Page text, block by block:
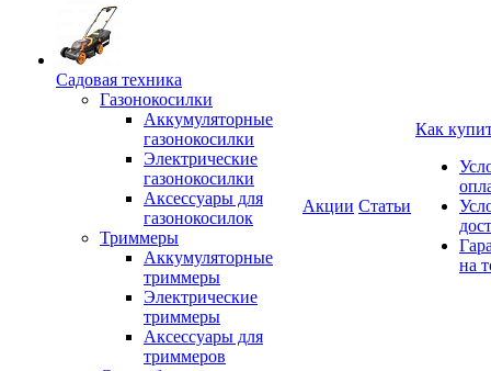
Садовая техника
Газонокосилки
Аккумуляторные
газонокосилки
Электрические
газонокосилки
Аксессуары для
газонокосилок
Триммеры
Аккумуляторные
триммеры
Электрические
триммеры
Аксессуары для
триммеров
Акции Статьи
Как
на